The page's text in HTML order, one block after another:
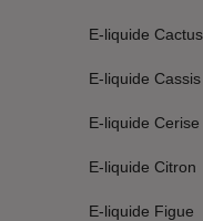
E-liquide Cactus
E-liquide Cassis
E-liquide Cerise
E-liquide Citron
E-liquide Figue